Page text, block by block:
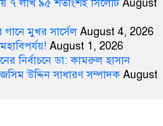
৭ লাখ ৯৫ শতাংশই সিলেটি August
মুখর সার্সেল August 4, 2026
August 1, 2026
নির্বাচনে ডা: কামরুল হাসান
উদ্দিন সাধারণ সম্পাদক August